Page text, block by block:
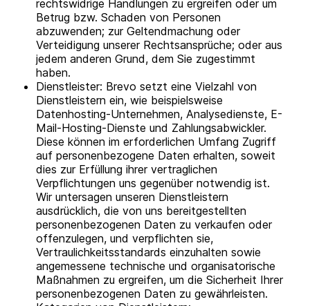
rechtswidrige Handlungen zu ergreifen oder um
Betrug bzw. Schaden von Personen
abzuwenden; zur Geltendmachung oder
Verteidigung unserer Rechtsansprüche; oder aus
jedem anderen Grund, dem Sie zugestimmt
haben.
Dienstleister: Brevo setzt eine Vielzahl von
Dienstleistern ein, wie beispielsweise
Datenhosting-Unternehmen, Analysedienste, E-
Mail-Hosting-Dienste und Zahlungsabwickler.
Diese können im erforderlichen Umfang Zugriff
auf personenbezogene Daten erhalten, soweit
dies zur Erfüllung ihrer vertraglichen
Verpflichtungen uns gegenüber notwendig ist.
Wir untersagen unseren Dienstleistern
ausdrücklich, die von uns bereitgestellten
personenbezogenen Daten zu verkaufen oder
offenzulegen, und verpflichten sie,
Vertraulichkeitsstandards einzuhalten sowie
angemessene technische und organisatorische
Maßnahmen zu ergreifen, um die Sicherheit Ihrer
personenbezogenen Daten zu gewährleisten.